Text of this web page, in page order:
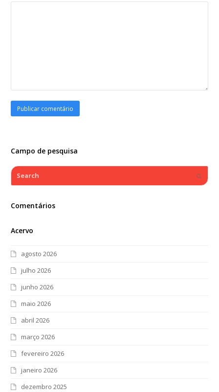
Campo de pesquisa
Search
Comentários
Acervo
agosto 2026
julho 2026
junho 2026
maio 2026
abril 2026
março 2026
fevereiro 2026
janeiro 2026
dezembro 2025